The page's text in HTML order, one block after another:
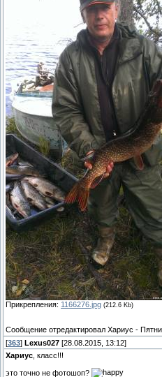
Прикрепления: 1166276.jpg (212.6 Kb)
Сообщение отредактировал Хариус -
[363] Lexus027 [28.08.2015, 13:12]
Хариус , класс!!!
это точно не фотошоп?